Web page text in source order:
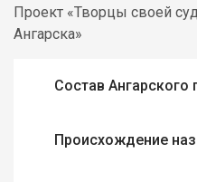
Проект «Творцы своей
Ангарска»
Состав Ангарского
Происхождение